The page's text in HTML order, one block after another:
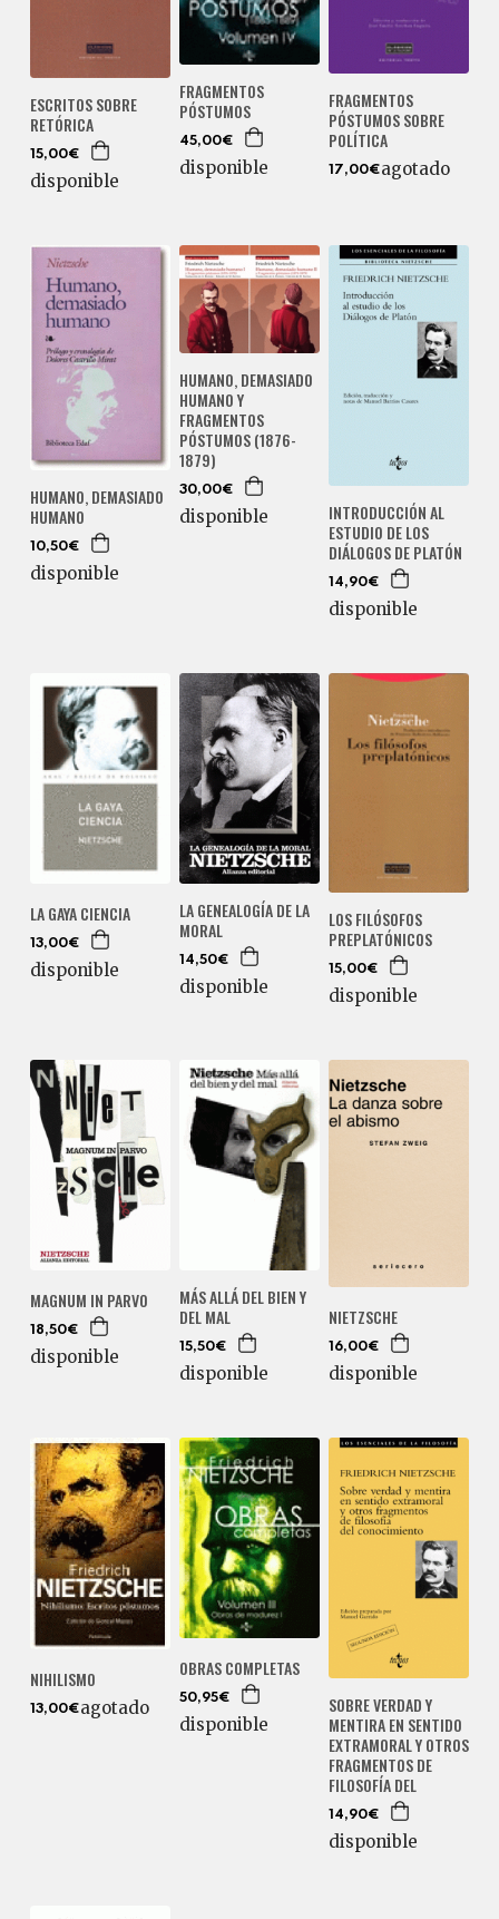
ESCRITOS SOBRE
RETÓRICA
15,00€
disponible
FRAGMENTOS
PÓSTUMOS
45,00€
disponible
FRAGMENTOS
PÓSTUMOS SOBRE
POLÍTICA
17,00€agotado
HUMANO, DEMASIADO
HUMANO
10,50€
disponible
HUMANO, DEMASIADO
HUMANO Y
FRAGMENTOS
PÓSTUMOS (1876-
1879)
30,00€
disponible
INTRODUCCIÓN AL
ESTUDIO DE LOS
DIÁLOGOS DE PLATÓN
14,90€
disponible
LA GAYA CIENCIA
13,00€
disponible
LA GENEALOGÍA DE LA
MORAL
14,50€
disponible
LOS FILÓSOFOS
PREPLATÓNICOS
15,00€
disponible
MAGNUM IN PARVO
18,50€
disponible
MÁS ALLÁ DEL BIEN Y
DEL MAL
15,50€
disponible
NIETZSCHE
16,00€
disponible
NIHILISMO
13,00€agotado
OBRAS COMPLETAS
50,95€
disponible
SOBRE VERDAD Y
MENTIRA EN SENTIDO
EXTRAMORAL Y OTROS
FRAGMENTOS DE
FILOSOFÍA DEL
14,90€
disponible